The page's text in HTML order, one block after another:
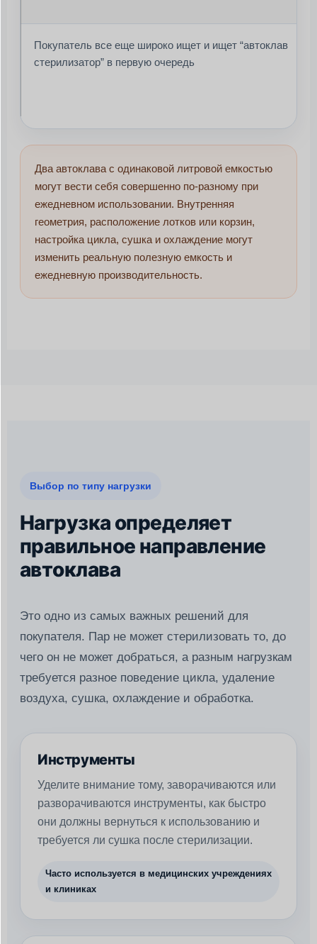
Покупатель все еще широко ищет и ищет “автоклав
стерилизатор” в первую очередь
Два автоклава с одинаковой литровой емкостью
могут вести себя совершенно по-разному при
ежедневном использовании. Внутренняя
геометрия, расположение лотков или корзин,
настройка цикла, сушка и охлаждение могут
изменить реальную полезную емкость и
ежедневную производительность.
Выбор по типу нагрузки
Нагрузка определяет
правильное направление
автоклава
Это одно из самых важных решений для
покупателя. Пар не может стерилизовать то, до
чего он не может добраться, а разным нагрузкам
требуется разное поведение цикла, удаление
воздуха, сушка, охлаждение и обработка.
Инструменты
Уделите внимание тому, заворачиваются или
разворачиваются инструменты, как быстро
они должны вернуться к использованию и
требуется ли сушка после стерилизации.
Часто используется в медицинских учреждениях
и клиниках